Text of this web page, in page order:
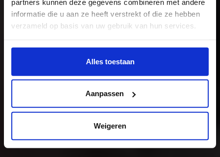
partners kunnen deze gegevens combineren met andere
informatie die u aan ze heeft verstrekt of die ze hebben
verzameld op basis van uw gebruik van hun services.
Wil je meer weten of de voorkeur aanpassen, bekijk dan
https://www.hku.nl/privacy-statement-en-
Alles toestaan
Aanpassen
Weigeren
De studie